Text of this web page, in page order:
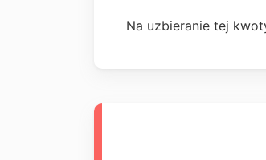
Na uzbieranie tej